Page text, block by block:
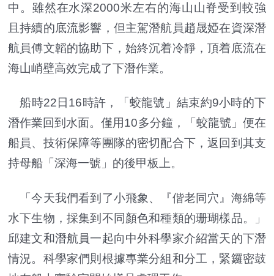
中。雖然在水深2000米左右的海山山脊受到較強
且持續的底流影響，但主駕潛航員趙晟婭在資深潛
航員傅文韜的協助下，始終沉着冷靜，頂着底流在
海山峭壁高效完成了下潛作業。
船時22日16時許，「蛟龍號」結束約9小時的下
潛作業回到水面。僅用10多分鐘，「蛟龍號」便在
船員、技術保障等團隊的密切配合下，返回到其支
持母船「深海一號」的後甲板上。
「今天我們看到了小飛象、『偕老同穴』海綿等
水下生物，採集到不同顏色和種類的珊瑚樣品。」
邱建文和潛航員一起向中外科學家介紹當天的下潛
情況。科學家們則根據專業分組和分工，緊鑼密鼓